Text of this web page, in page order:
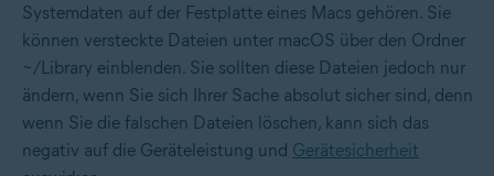
Systemdaten auf der Festplatte eines Macs gehören. Sie
können versteckte Dateien unter macOS über den Ordner
~/Library einblenden. Sie sollten diese Dateien jedoch nur
ändern, wenn Sie sich Ihrer Sache absolut sicher sind, denn
wenn Sie die falschen Dateien löschen, kann sich das
negativ auf die Geräteleistung und Gerätesicherheit